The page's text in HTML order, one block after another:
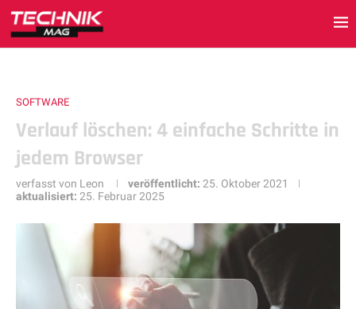
SOFTWARE
Verlauf löschen: 4 einfache Schritte in
jedem Browser
verfasst von Leon veröffentlicht: 25. Oktober 2021
aktualisiert: 25. Februar 2025